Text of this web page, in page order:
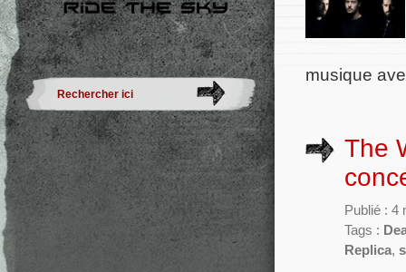
musique
The
Publié : 4
Tags :
Replica,